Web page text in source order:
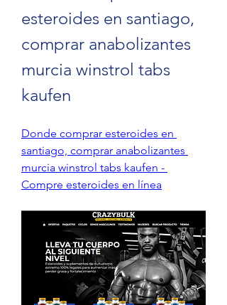
esteroides en santiago,
comprar anabolizantes
murcia winstrol tabs
kaufen
Donde comprar esteroides en
santiago, comprar anabolizantes
murcia winstrol tabs kaufen -
Compre esteroides en línea